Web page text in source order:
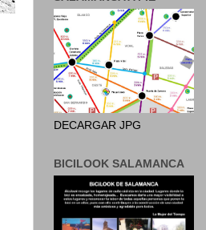
DECARGAR JPG
BICILOOK SALAMANCA